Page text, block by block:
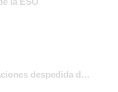
Discursos y actuaciones despedida de 4º